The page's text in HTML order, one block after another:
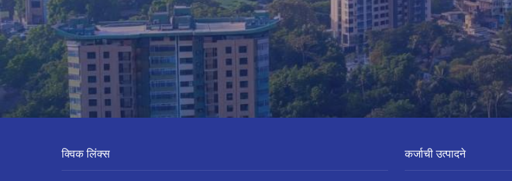
क्विक लिंक्स कर्जाची उत्पादने